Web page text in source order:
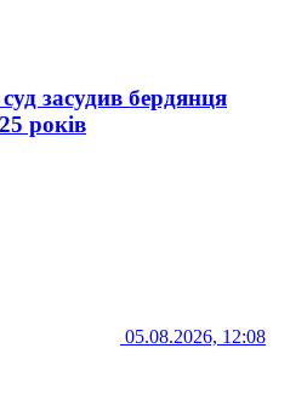
засудив бердянця
років
05.08.2026, 12:08